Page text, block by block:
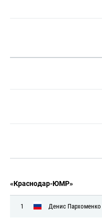
«Краснодар-ЮМР»
1 Денис Пархоменко